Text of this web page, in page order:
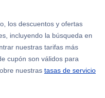
Kong
los descuentos y ofertas
incluyendo la búsqueda en
nuestras tarifas más
cupón son válidos para
nuestras tasas de servicio